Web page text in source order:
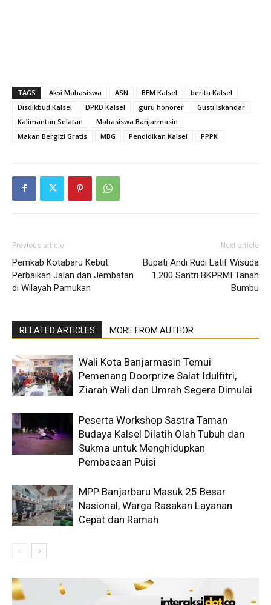
TAGS Aksi Mahasiswa ASN BEM Kalsel
berita Kalsel
Disdikbud Kalsel
DPRD Kalsel guru honorer
Gusti Iskandar
Kalimantan Selatan
Mahasiswa Banjarmasin
Makan Bergizi Gratis
MBG Pendidikan Kalsel PPPK
Previous article
Pemkab Kotabaru Kebut
Perbaikan Jalan dan Jembatan
di Wilayah Pamukan
Next article
Bupati Andi Rudi Latif Wisuda
1.200 Santri BKPRMI Tanah
Bumbu
RELATED ARTICLES MORE FROM AUTHOR
Wali Kota Banjarmasin Temui
Pemenang Doorprize Salat Idulfitri,
Ziarah Wali dan Umrah Segera Dimulai
Peserta Workshop Sastra Taman
Budaya Kalsel Dilatih Olah Tubuh dan
Sukma untuk Menghidupkan
Pembacaan Puisi
MPP Banjarbaru Masuk 25 Besar
Nasional, Warga Rasakan Layanan
Cepat dan Ramah